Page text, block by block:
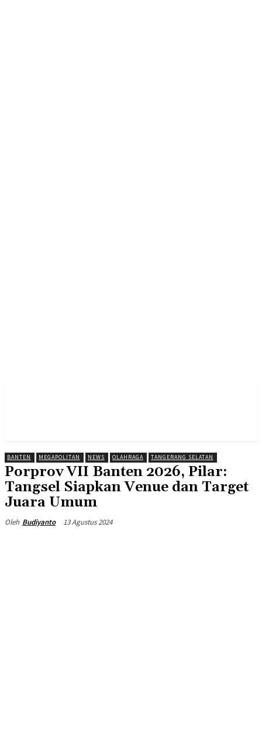
BANTEN MEGAPOLITAN NEWS OLAHRAGA TANGERANG SELATAN
Porprov VII Banten 2026, Pilar:
Tangsel Siapkan Venue dan Target
Juara Umum
Oleh Budiyanto 13 Agustus 2024